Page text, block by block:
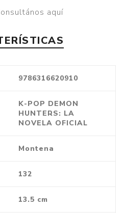
aquí
9786316620910
K-POP DEMON
HUNTERS: LA
NOVELA OFICIAL
Montena
132
13.5 cm